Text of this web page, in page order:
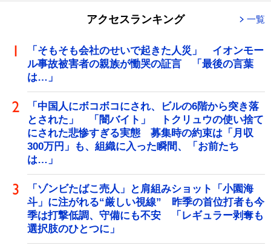
アクセスランキング 一覧
「そもそも会社のせいで起きた人災」 イオンモー
ル事故被害者の親族が慟哭の証言 「最後の言葉
は…」
「中国人にボコボコにされ、ビルの6階から突き落
とされた」 「闇バイト」 トクリュウの使い捨て
にされた悲惨すぎる実態 募集時の約束は「月収
300万円」も、組織に入った瞬間、「お前たち
は…」
「ゾンビたばこ売人」と肩組みショット「小園海
斗」に注がれる“厳しい視線” 昨季の首位打者も今
季は打撃低調、守備にも不安 「レギュラー剥奪も
選択肢のひとつに」